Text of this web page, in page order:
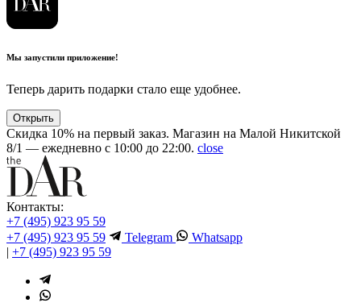
Мы запустили приложение!
Теперь дарить подарки стало еще удобнее.
Открыть
Скидка 10% на первый заказ. Магазин на Малой Никитской
8/1 — ежедневно с 10:00 до 22:00. close
Контакты:
+7 (495) 923 95 59
+7 (495) 923 95 59
Telegram
Whatsapp
| +7 (495) 923 95 59